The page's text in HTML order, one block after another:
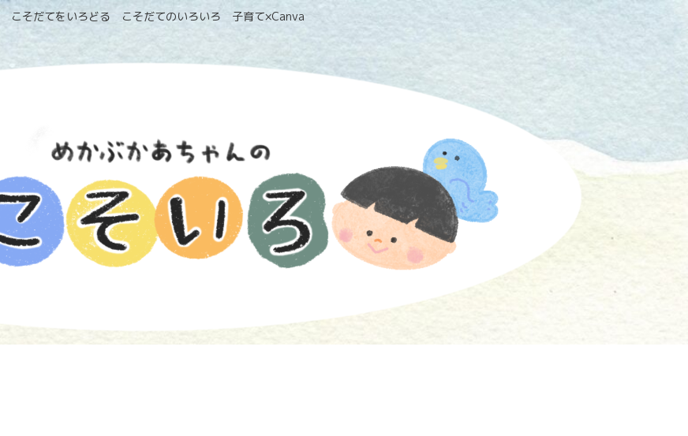
こそだてをいろどる こそだてのいろいろ 子育て×Canva